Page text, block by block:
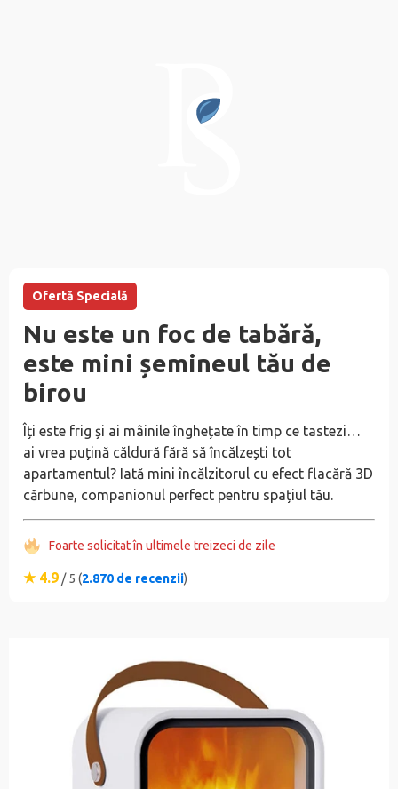
Ofertă Specială
Nu este un foc de tabără,
este mini șemineul tău de
birou
Îți este frig și ai mâinile înghețate în timp ce tastezi…
ai vrea puțină căldură fără să încălzești tot
apartamentul? Iată mini încălzitorul cu efect flacără 3D
cărbune, companionul perfect pentru spațiul tău.
Foarte solicitat în ultimele treizeci de zile
★ 4.9 / 5 (2.870 de recenzii)